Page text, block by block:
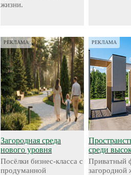
жизни.
РЕКЛАМА
Загородная среда
нового уровня
Посёлки бизнес-класса с
продуманной
РЕКЛАМА
среди
Приватный
загородной